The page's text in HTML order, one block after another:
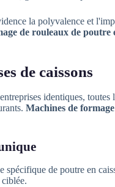
la polyvalence et
de rouleaux de poutre
de caissons
identiques,
Machines de
spécifique de poutre en